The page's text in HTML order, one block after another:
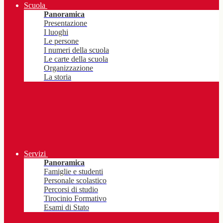
Scuola
Panoramica
Presentazione
I luoghi
Le persone
I numeri della scuola
Le carte della scuola
Organizzazione
La storia
Servizi
Panoramica
Famiglie e studenti
Personale scolastico
Percorsi di studio
Tirocinio Formativo
Esami di Stato